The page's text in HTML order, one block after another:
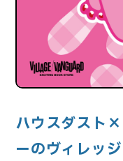
ハウスダスト×
ーのヴィレッ